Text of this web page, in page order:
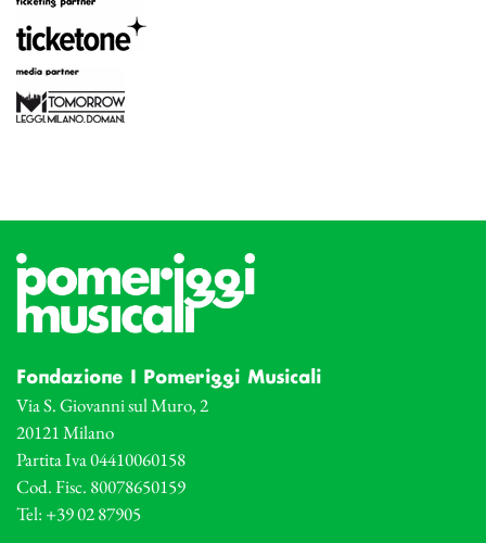
Fondazione I Pomeriggi Musicali
Via S. Giovanni sul Muro, 2
20121 Milano
Partita Iva 04410060158
Cod. Fisc. 80078650159
Tel: +39 02 87905